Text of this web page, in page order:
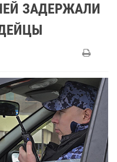
ЗАДЕРЖАЛИ